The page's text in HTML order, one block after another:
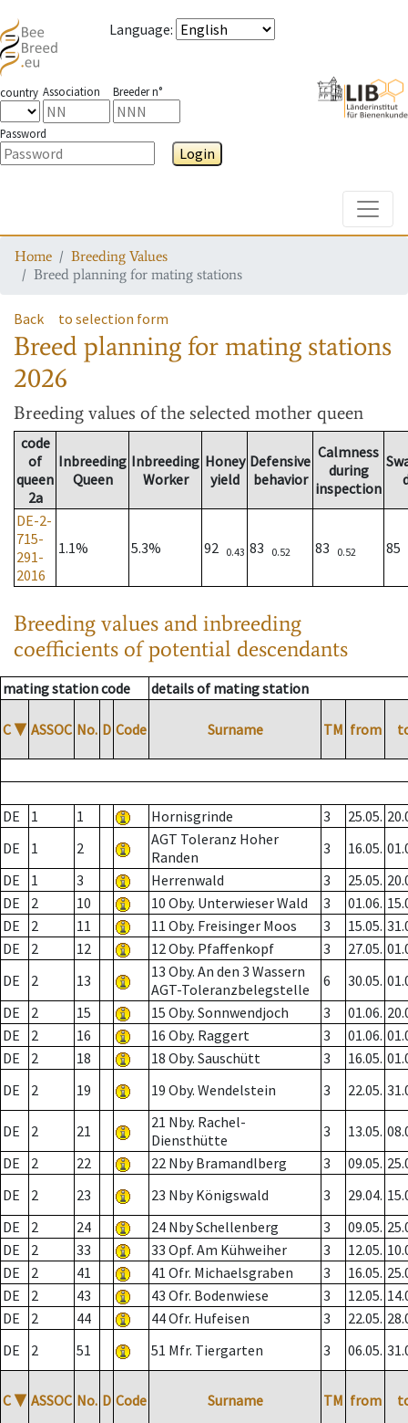
Language:
country Association Breeder n°
Password
Login
Home
Breeding Values
Breed planning for mating stations
Back to selection form
Breed planning for mating stations
2026
Breeding values of the selected mother queen
code
of
queen
2a
Inbreeding
Queen
Inbreeding
Worker
Honey
yield
Defensive
behavior
Calmness
during
inspection
DE-2-
715-
291-
2016
1.1% 5.3% 92 0.43 83 0.52 83 0.52 85
Breeding values and inbreeding
coefficients of potential descendants
mating station code details of mating station
C ▼ ASSOC No. D Code Surname TM from
DE 1 1 Hornisgrinde 3 25.05.
DE
1 2
AGT Toleranz Hoher
Randen
3 16.05.
DE
1 3 Herrenwald 3 25.05.
DE
2 10 10 Oby. Unterwieser Wald 3 01.06.
DE
2 11 11 Oby. Freisinger Moos 3 15.05.
DE
2 12 12 Oby. Pfaffenkopf 3 27.05.
DE
2 13
13 Oby. An den 3 Wassern
AGT-Toleranzbelegstelle
6 30.05.
DE
2 15 15 Oby. Sonnwendjoch 3 01.06.
DE
2 16 16 Oby. Raggert 3 01.06.
DE
2 18 18 Oby. Sauschütt 3 16.05.
DE
2 19 19 Oby. Wendelstein 3 22.05.
DE 2 21
21 Nby. Rachel-
Diensthütte
3 13.05.
DE
2 22 22 Nby Bramandlberg 3 09.05.
DE
2 23 23 Nby Königswald 3 29.04.
DE
2 24 24 Nby Schellenberg 3 09.05.
DE
2 33 33 Opf. Am Kühweiher 3 12.05.
DE
2 41 41 Ofr. Michaelsgraben 3 16.05.
DE
2 43 43 Ofr. Bodenwiese 3 12.05.
DE
2 44 44 Ofr. Hufeisen 3 22.05.
DE
2 51 51 Mfr. Tiergarten 3 06.05.
C ▼ ASSOC No. D Code Surname TM from